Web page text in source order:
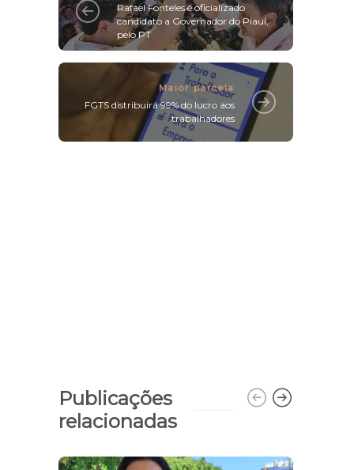
Rafael Fonteles é oficializado
candidato a Governador do Piauí,
pelo PT
Maior parcela
FGTS distribuirá 99% do lucro aos
trabalhadores
Publicações
relacionadas